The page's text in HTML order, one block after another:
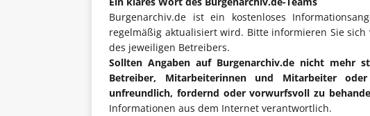
Burgenarchiv.de ist ein kostenloses
regelmäßig aktualisiert wird. Bitte informieren Sie
des jeweiligen Betreibers.
Sollten Angaben auf Burgenarchiv.de nicht mehr
Betreiber, Mitarbeiterinnen und Mitarbeiter
unfreundlich, fordernd oder vorwurfsvoll zu
Informationen aus dem Internet verantwortlich.